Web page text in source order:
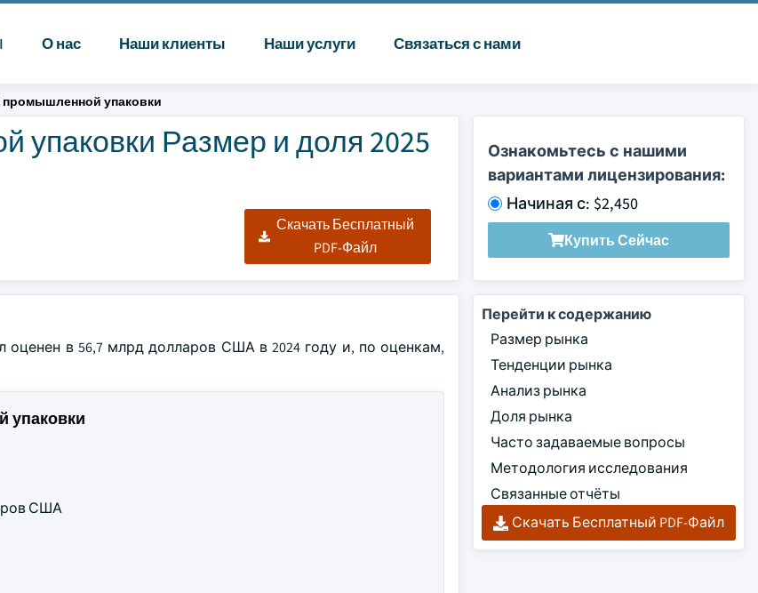
О нас Наши клиенты Наши услуги Связаться с нами
промышленной упаковки
Размер и доля 2025
Скачать Бесплатный
PDF-Файл
Ознакомьтесь с нашими
вариантами лицензирования:
Начиная с: $2,450
Купить Сейчас
в 56,7 млрд долларов США в 2024 году и, по оценкам,
упаковки
США
Перейти к содержанию
Размер рынка
Тенденции рынка
Анализ рынка
Доля рынка
Часто задаваемые вопросы
Методология исследования
Связанные отчёты
Скачать Бесплатный PDF-Файл